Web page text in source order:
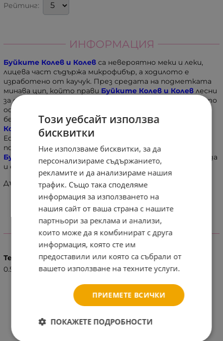
Рейтинг:
ИНФОРМАЦИЯ
Буйките Колев и Колев са невероятно меки и леки,
лицева част съдържа микрофибър, а ходилото е
изработено от каучук. През средата на подметката
минава цип, който прави Буйките Колев и Колев лесни
за обуване. Предна им част е заоблена и широка, което
осигурява изключителна свобода на движение на
бебешките пръстчета. В горната част на
Колев и Колевима мека яка, която предпазва глезена.
Естественият им хастар обгръща ходилото, а
подвижната стелка прави избора на размер по-лесен.
Буйките Колев и Колев
могат да се почистват с вода
и обикновен перилен препарат.
Дължина на стелката 11,2 см.
ХАРАКТЕРИСТИКИ
Тегло (кг.)
0.50
Този уебсайт използва
бисквитки
Ние използваме бисквитки, за да
персонализираме съдържанието,
рекламите и да анализираме нашия
трафик. Също така споделяме
информация за използването на
нашия сайт от ваша страна с нашите
партньори за реклама и анализи,
които може да я комбинират с друга
информация, която сте им
предоставили или която са събрали от
вашето използване на техните услуги.
ПРИЕМЕТЕ ВСИЧКИ
ПОКАЖЕТЕ ПОДРОБНОСТИ